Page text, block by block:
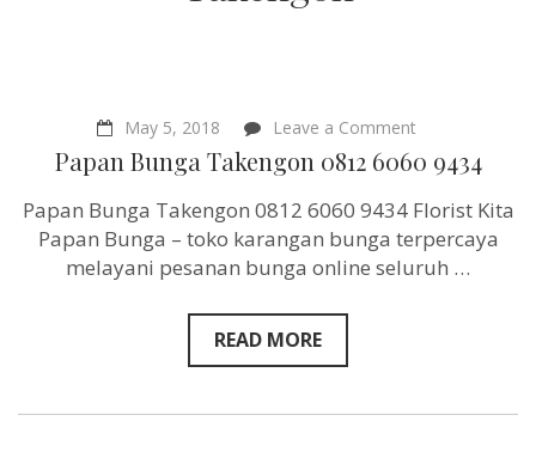
May 5, 2018 Leave a Commenton
Bunga
0812
9434
Papan Bunga Takengon 0812 6060 9434
Papan Bunga Takengon 0812 6060 9434 Florist Kita
Papan Bunga – toko karangan bunga terpercaya
melayani pesanan bunga online seluruh …
READ MORE